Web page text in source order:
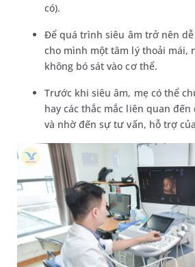
có).
Để quá trình siêu âm trở nên
cho mình một tâm lý thoải mái,
không bó sát vào cơ thể.
Trước khi siêu âm, mẹ có thể
hay các thắc mắc liên quan
và nhờ đến sự tư vấn, hỗ trợ